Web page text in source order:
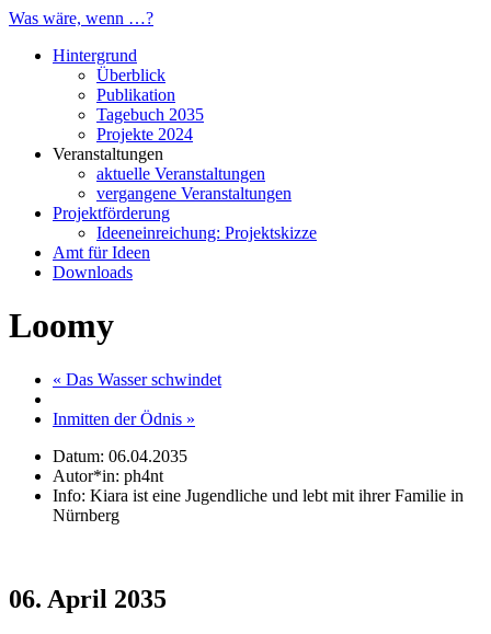
Was wäre, wenn …?
Hintergrund
Überblick
Publikation
Tagebuch 2035
Projekte 2024
Veranstaltungen
aktuelle Veranstaltungen
vergangene Veranstaltungen
Projektförderung
Ideeneinreichung: Projektskizze
Amt für Ideen
Downloads
Loomy
« Das Wasser schwindet
Inmitten der Ödnis »
Datum: 06.04.2035
Autor*in: ph4nt
Info: Kiara ist eine Jugendliche und lebt mit ihrer Familie in
Nürnberg
06. April 2035